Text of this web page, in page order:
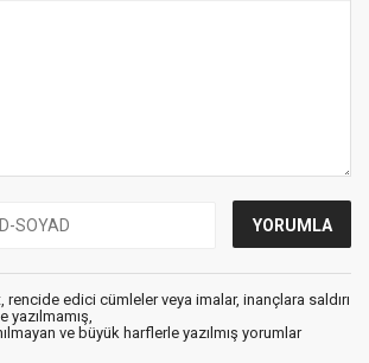
rencide edici cümleler veya imalar, inançlara saldırı
yazılmamış,
ve büyük harflerle yazılmış yorumlar